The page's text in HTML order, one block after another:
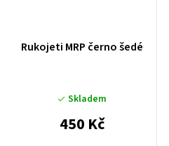
Rukojeti MRP černo šedé
Skladem
450 Kč